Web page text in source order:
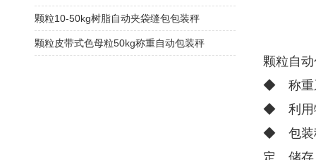
颗粒自
◆ 称重
◆ 利用
◆ 包装
定、储
颗粒10-50kg树脂自动夹袋缝包包装秤
颗粒皮带式色母粒50kg称重自动包装秤